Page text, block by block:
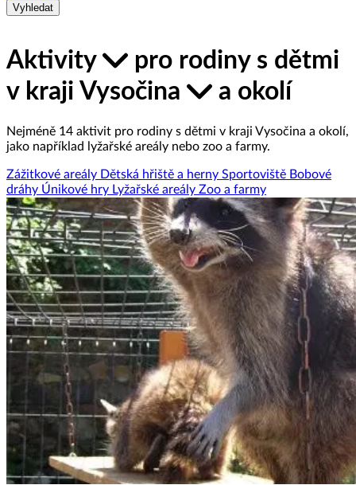
Vyhledat
Aktivity
pro rodiny s dětmi
v kraji Vysočina
a okolí
Nejméně 14 aktivit pro rodiny s dětmi v kraji Vysočina a okolí,
jako například lyžařské areály nebo zoo a farmy.
Zážitkové areály Dětská hřiště a herny Sportoviště Bobové
dráhy Únikové hry Lyžařské areály Zoo a farmy